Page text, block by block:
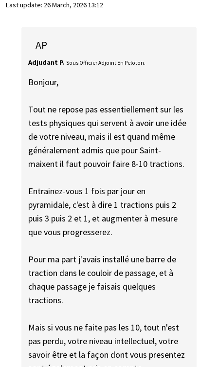
Last update: 26 March, 2026 13:12
AP
Adjudant P. Sous Officier Adjoint En Peloton.
Bonjour,
Tout ne repose pas essentiellement sur les
tests physiques qui servent à avoir une idée
de votre niveau, mais il est quand même
généralement admis que pour Saint-
maixent il faut pouvoir faire 8-10 tractions.
Entrainez-vous 1 fois par jour en
pyramidale, c'est à dire 1 tractions puis 2
puis 3 puis 2 et 1, et augmenter à mesure
que vous progresserez.
Pour ma part j'avais installé une barre de
traction dans le couloir de passage, et à
chaque passage je faisais quelques
tractions.
Mais si vous ne faite pas les 10, tout n'est
pas perdu, votre niveau intellectuel, votre
savoir être et la façon dont vous presentez